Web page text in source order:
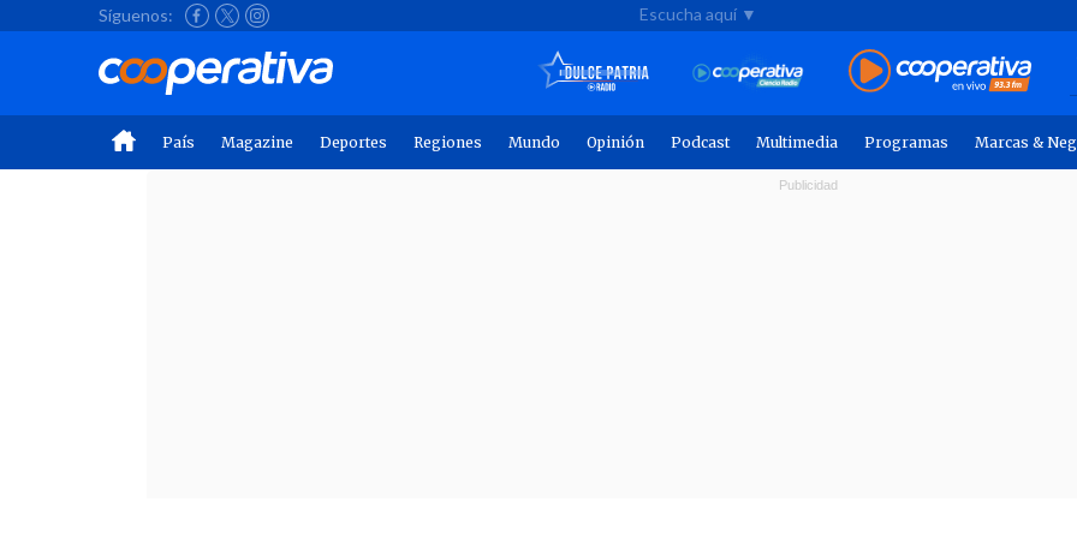
Síguenos: Escucha aquí ▼
País Magazine Deportes Regiones Mundo Opinión Podcast Multimedia Programas Marcas &